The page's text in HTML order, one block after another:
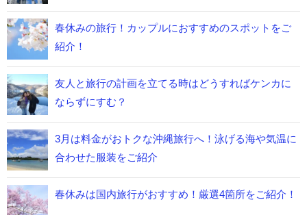
春休みの旅行！カップルにおすすめのスポットをご
紹介！
友人と旅行の計画を立てる時はどうすればケンカに
ならずにすむ？
3月は料金がおトクな沖縄旅行へ！泳げる海や気温に
合わせた服装をご紹介
春休みは国内旅行がおすすめ！厳選4箇所をご紹介！